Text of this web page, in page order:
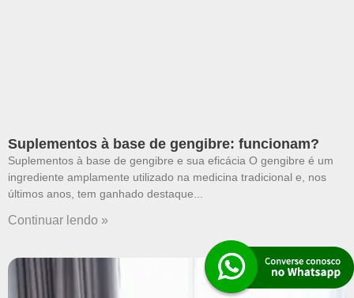
Suplementos à base de gengibre: funcionam?
Suplementos à base de gengibre e sua eficácia O gengibre é um
ingrediente amplamente utilizado na medicina tradicional e, nos
últimos anos, tem ganhado destaque
Continuar lendo »